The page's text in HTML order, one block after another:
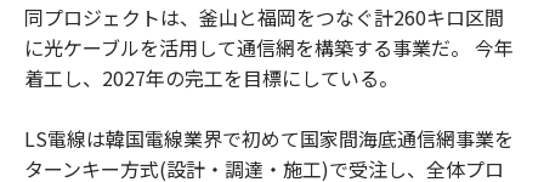
同プロジェクトは、釜山と福岡をつなぐ計260キロ区間
に光ケーブルを活用して通信網を構築する事業だ。 今年
着工し、2027年の完工を目標にしている。
LS電線は韓国電線業界で初めて国家間海底通信網事業を
ターンキー方式(設計・調達・施工)で受注し、全体プロ